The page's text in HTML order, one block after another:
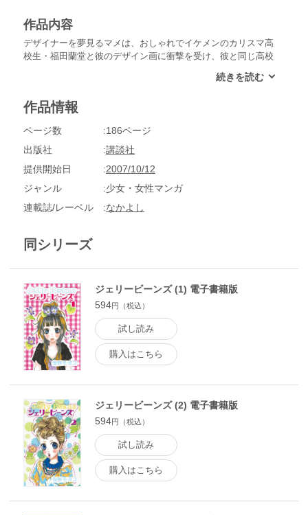
作品内容
デザイナーを夢見るマメは、おしゃれでイケメンのカリスマ高
校生・福田蘭堂と彼のデザイン画に衝撃を受け、彼と同じ高校
んなマメに勉強を教えてくれることになった同級生の御小柴と
の!?おしゃれも恋も進路も、あきらめるわけにはいかない!!マ
作品情報
ページ数
186ページ
出版社
講談社
提供開始日
2007/10/12
ジャンル
少女・女性マンガ
連載誌/レーベル
なかよし
同シリーズ
ジェリービーンズ (1) 電子書籍版
594円（税込）
試し読み
購入はこちら
ジェリービーンズ (2) 電子書籍版
594円（税込）
試し読み
購入はこちら